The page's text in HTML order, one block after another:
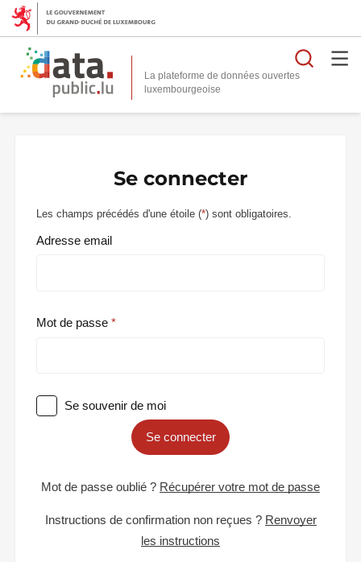
La plateforme de données ouvertes
Se connecter
Les champs précédés d'une étoile (*) sont obligatoires.
Adresse email
Mot de passe
Se souvenir de moi
Se connecter
Mot de passe oublié ? Récupérer votre mot de passe
Instructions de confirmation non reçues ? Renvoyer
les instructions